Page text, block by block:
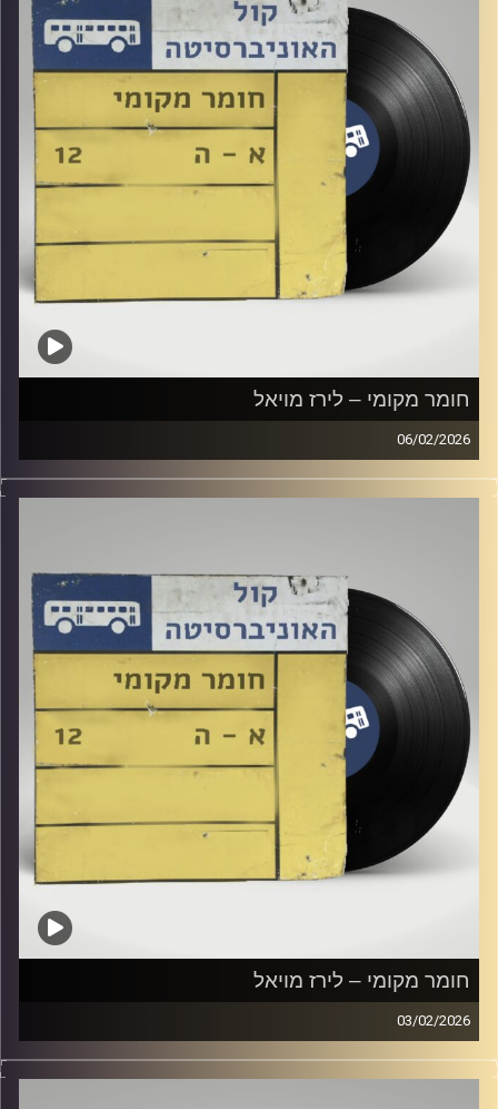
חומר מקומי – לירז מויאל
06/02/2026
שעה של מוזיקה ישראלית עם לירז מויאל
חומר מקומי – לירז מויאל
03/02/2026
שעה של מוזיקה ישראלית עם לירז מויאל